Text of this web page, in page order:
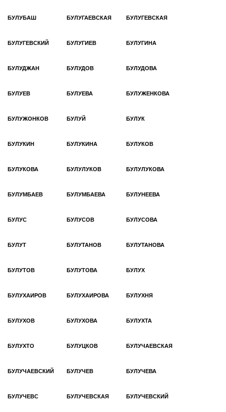
БУЛУБАШ БУЛУГАЕВСКАЯ БУЛУГЕВСКАЯ
БУЛУГЕВСКИЙ БУЛУГИЕВ БУЛУГИНА
БУЛУДЖАН БУЛУДОВ БУЛУДОВА
БУЛУЕВ БУЛУЕВА БУЛУЖЕНКОВА
БУЛУЖОНКОВ БУЛУЙ БУЛУК
БУЛУКИН БУЛУКИНА БУЛУКОВ
БУЛУКОВА БУЛУЛУКОВ БУЛУЛУКОВА
БУЛУМБАЕВ БУЛУМБАЕВА БУЛУНЕЕВА
БУЛУС БУЛУСОВ БУЛУСОВА
БУЛУТ БУЛУТАНОВ БУЛУТАНОВА
БУЛУТОВ БУЛУТОВА БУЛУХ
БУЛУХАИРОВ БУЛУХАИРОВА БУЛУХНЯ
БУЛУХОВ БУЛУХОВА БУЛУХТА
БУЛУХТО БУЛУЦКОВ БУЛУЧАЕВСКАЯ
БУЛУЧАЕВСКИЙ БУЛУЧЕВ БУЛУЧЕВА
БУЛУЧЕВС БУЛУЧЕВСКАЯ БУЛУЧЕВСКИЙ